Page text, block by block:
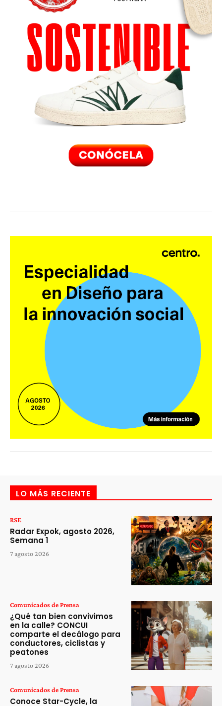
LO MÁS RECIENTE
RSE
Radar Expok, agosto 2026,
Semana 1
7 agosto 2026
Comunicados de Prensa
¿Qué tan bien convivimos
en la calle? CONCUI
comparte el decálogo para
conductores, ciclistas y
peatones
7 agosto 2026
Comunicados de Prensa
Conoce Star-Cycle, la